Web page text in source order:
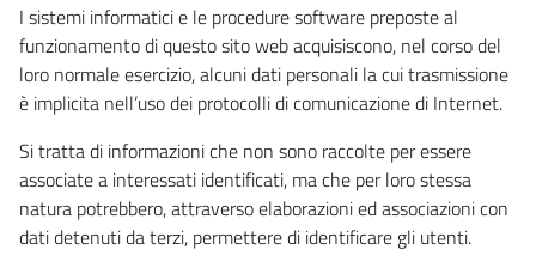
I sistemi informatici e le procedure software preposte al
funzionamento di questo sito web acquisiscono, nel corso del
loro normale esercizio, alcuni dati personali la cui trasmissione
è implicita nell’uso dei protocolli di comunicazione di Internet.
Si tratta di informazioni che non sono raccolte per essere
associate a interessati identificati, ma che per loro stessa
natura potrebbero, attraverso elaborazioni ed associazioni con
dati detenuti da terzi, permettere di identificare gli utenti.